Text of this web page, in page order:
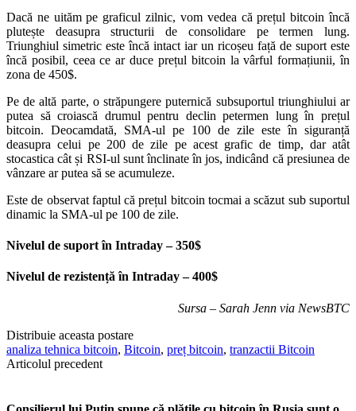
Dacă ne uităm pe graficul zilnic, vom vedea că prețul bitcoin încă
plutește deasupra structurii de consolidare pe termen lung.
Triunghiul simetric este încă intact iar un ricoșeu față de suport este
încă posibil, ceea ce ar duce prețul bitcoin la vârful formațiunii, în
zona de 450$.
Pe de altă parte, o străpungere puternică subsuportul triunghiului ar
putea să croiască drumul pentru declin petermen lung în prețul
bitcoin. Deocamdată, SMA-ul pe 100 de zile este în siguranță
deasupra celui pe 200 de zile pe acest grafic de timp, dar atât
stocastica cât și RSI-ul sunt înclinate în jos, indicând că presiunea de
vânzare ar putea să se acumuleze.
Este de observat faptul că prețul bitcoin tocmai a scăzut sub suportul
dinamic la SMA-ul pe 100 de zile.
Nivelul de suport în Intraday – 350$
Nivelul de rezistență în Intraday – 400$
Sursa – Sarah Jenn via NewsBTC
Distribuie aceasta postare
analiza tehnica bitcoin, Bitcoin, preț bitcoin, tranzactii Bitcoin
Articolul precedent